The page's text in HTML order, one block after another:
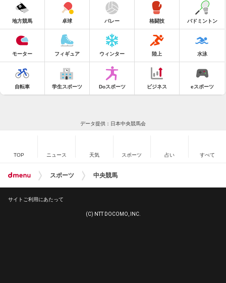
地方競馬 卓球 バレー 格闘技 バドミントン
モーター フィギュア ウィンター 陸上 水泳
自転車 学生スポーツ Doスポーツ ビジネス eスポーツ
データ提供：日本中央競馬会
TOP ニュース 天気 スポーツ 占い すべて
スポーツ 中央競馬
サイトご利用にあたって
(C) NTT DOCOMO, INC.